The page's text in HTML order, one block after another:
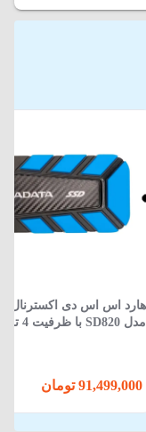
هارد اس اس دی اکسترنال ای
مدل SD820 با ظرفیت 4 ترابایت